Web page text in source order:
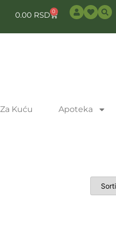
0.00 RSD 0
Za Kuću Apoteka